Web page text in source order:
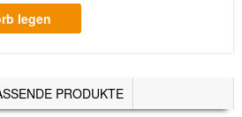
PRODUKTE